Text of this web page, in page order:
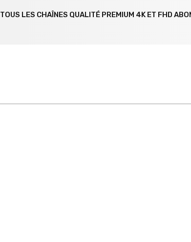
TOUS LES CHAÎNES QUALITÉ PREMIUM 4K ET FHD